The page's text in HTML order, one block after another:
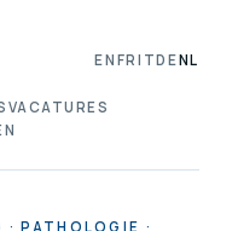
VACATURES
ENFRITDENL
PATHOLOGIE ·